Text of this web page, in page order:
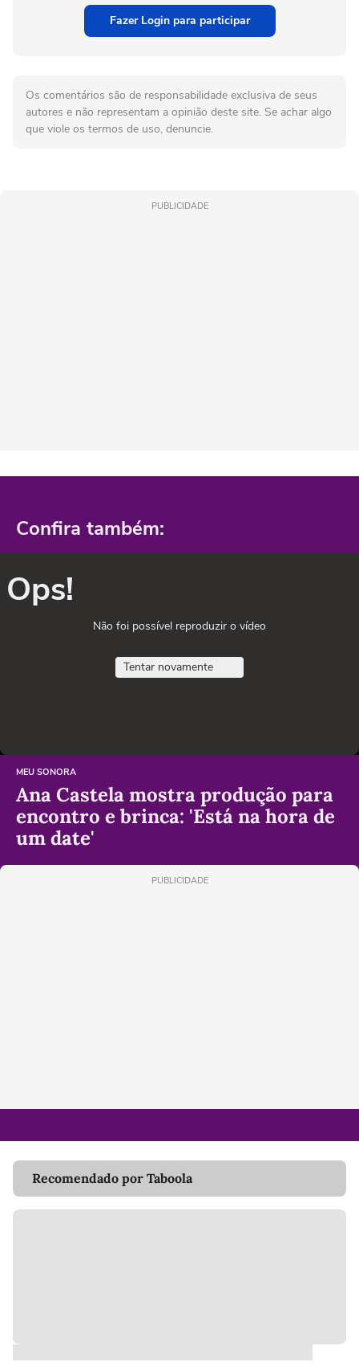
Fazer Login para participar
Os comentários são de responsabilidade exclusiva de seus
autores e não representam a opinião deste site. Se achar algo
que viole os termos de uso, denuncie.
PUBLICIDADE
Confira também:
Ops!
Não foi possível reproduzir o vídeo
Tentar novamente
MEU SONORA
Ana Castela mostra produção para
encontro e brinca: 'Está na hora de
um date'
PUBLICIDADE
Recomendado por Taboola